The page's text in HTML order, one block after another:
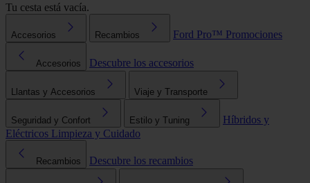
Tu cesta está vacía.
Accesorios Recambios Ford Pro™ Promociones
Accesorios Descubre los accesorios
Llantas y Accesorios Viaje y Transporte
Seguridad y Confort Estilo y Tuning
Híbridos y
Eléctricos Limpieza y Cuidado
Recambios Descubre los recambios